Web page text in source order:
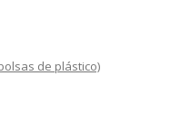
de plástico)